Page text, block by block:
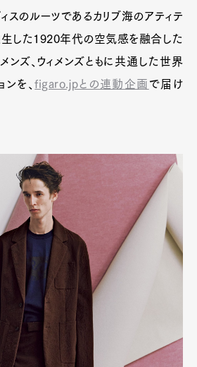
ィスのルーツであるカリブ海のアティテ
生した1920年代の空気感を融合した
ンズ、ウィメンズともに共通した世界
ンを、figaro.jpとの連動企画 で届け